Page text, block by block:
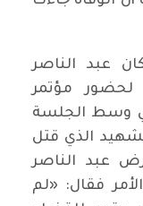
عبد الناصر
لحضور مؤتمر
وسط الجلسة
الذي قتل
عبد الناصر
فقال: «لم